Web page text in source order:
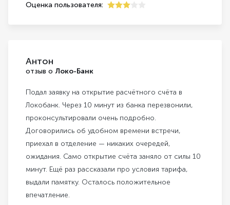
Оценка пользователя:
Антон
отзыв о Локо-Банк
Подал заявку на открытие расчётного счёта в
Локобанк. Через 10 минут из банка перезвонили,
проконсультировали очень подробно.
Договорились об удобном времени встречи,
приехал в отделение — никаких очередей,
ожидания. Само открытие счёта заняло от силы 10
минут. Ещё раз рассказали про условия тарифа,
выдали памятку. Осталось положительное
впечатление.